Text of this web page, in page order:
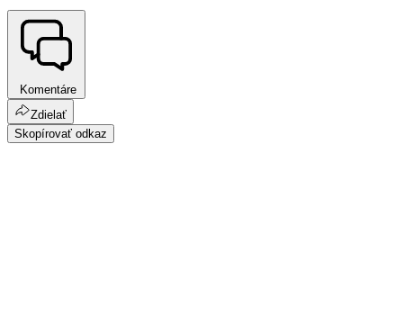
Komentáre
Zdielať
Skopírovať odkaz